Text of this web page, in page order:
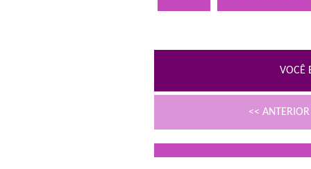
VOCÊ
<<